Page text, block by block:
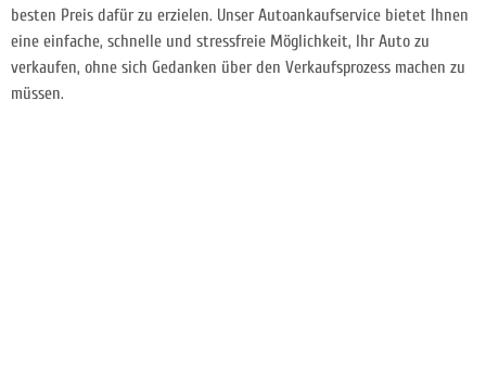
besten Preis dafür zu erzielen. Unser Autoankaufservice bietet Ihnen
eine einfache, schnelle und stressfreie Möglichkeit, Ihr Auto zu
verkaufen, ohne sich Gedanken über den Verkaufsprozess machen zu
müssen.